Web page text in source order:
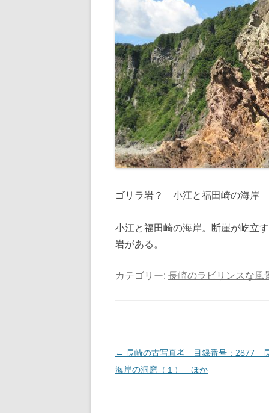
ゴリラ岩？ 小江と福田崎の海
小江と福田崎の海岸。断崖が屹立
岩がある。
カテゴリー: 長崎のラビリンスな風
投
稿
← 長崎の古写真考 目録番号：2877
海岸の洞窟（１） ほか